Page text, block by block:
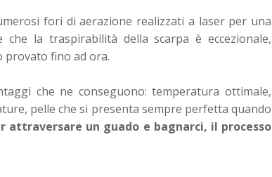
fori di aerazione realizzati a laser per una
la traspirabilità della scarpa è eccezionale,
provato fino ad ora.
che ne conseguono: temperatura ottimale,
pelle che si presenta sempre perfetta quando
attraversare un guado e bagnarci, il processo